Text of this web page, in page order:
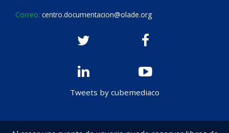
Correo: centro.documentacion@olade.org
Tweets by cubemediaco